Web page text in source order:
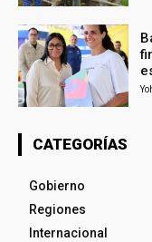
CATEGORÍAS
Gobierno
Regiones
Internacional